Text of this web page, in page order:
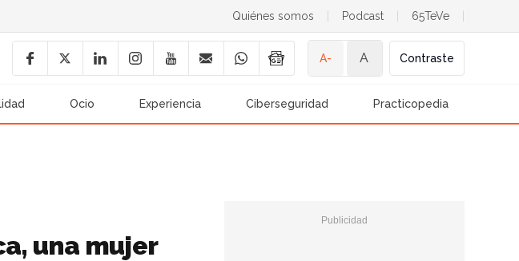
Quiénes somos Podcast 65TeVe
A- A Contraste
Ocio Experiencia Ciberseguridad Practicopedia
una mujer